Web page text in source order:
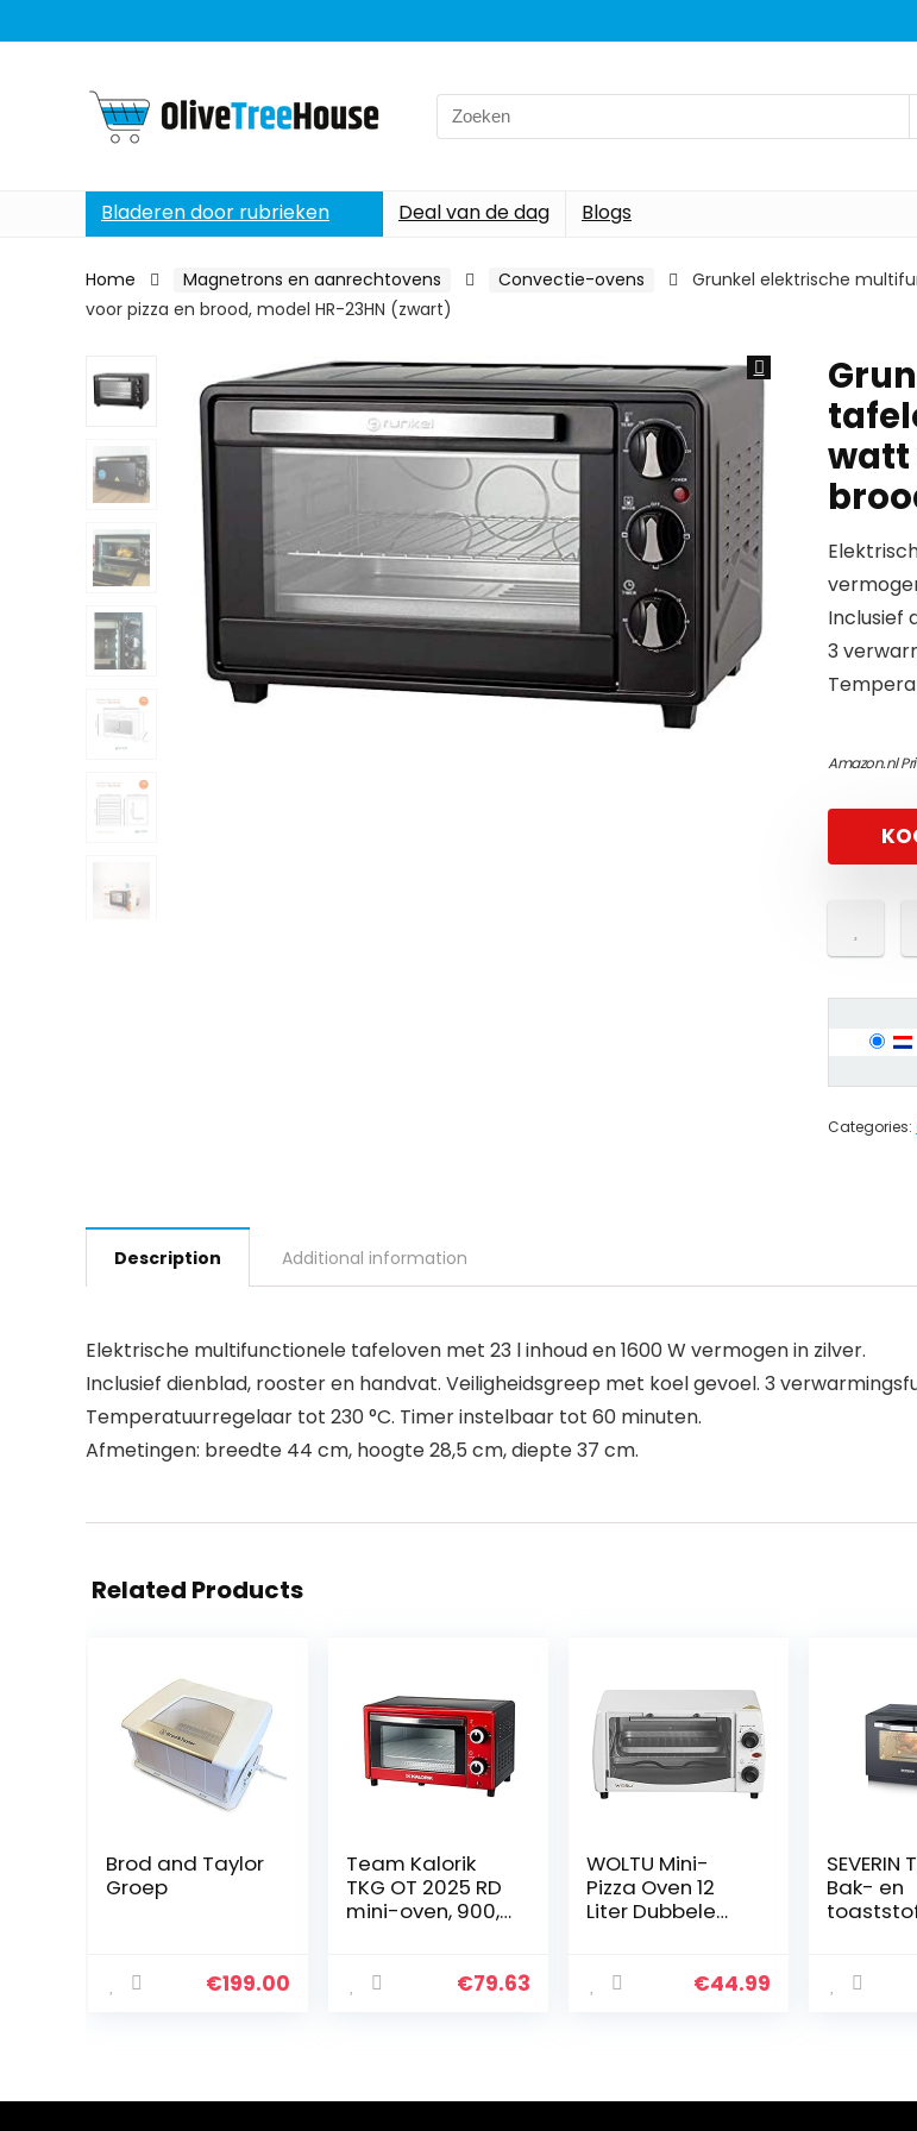
Search
for:
Bladeren door rubrieken Deal van de dag Blogs
Home Magnetrons en aanrechtovens Convectie-ovens
Grunkel elektrische
voor pizza en brood, model HR-23HN (zwart)
watt
Inclusief
3
Amazon.nl
Categories:
Description Additional information
Elektrische multifunctionele tafeloven met 23 l inhoud en 1600 W vermogen in zilver.
Inclusief dienblad, rooster en handvat. Veiligheidsgreep met koel gevoel. 3
Temperatuurregelaar tot 230 °C. Timer instelbaar tot 60 minuten.
Afmetingen: breedte 44 cm, hoogte 28,5 cm, diepte 37 cm.
Related Products
Brod and Taylor
Groep
€199.00
Team Kalorik
TKG OT 2025 RD
mini-oven, 900,
€79.63
WOLTU Mini-
Pizza Oven 12
Liter Dubbele
Draaispit met
€44.99
SEVERIN
Bak- en